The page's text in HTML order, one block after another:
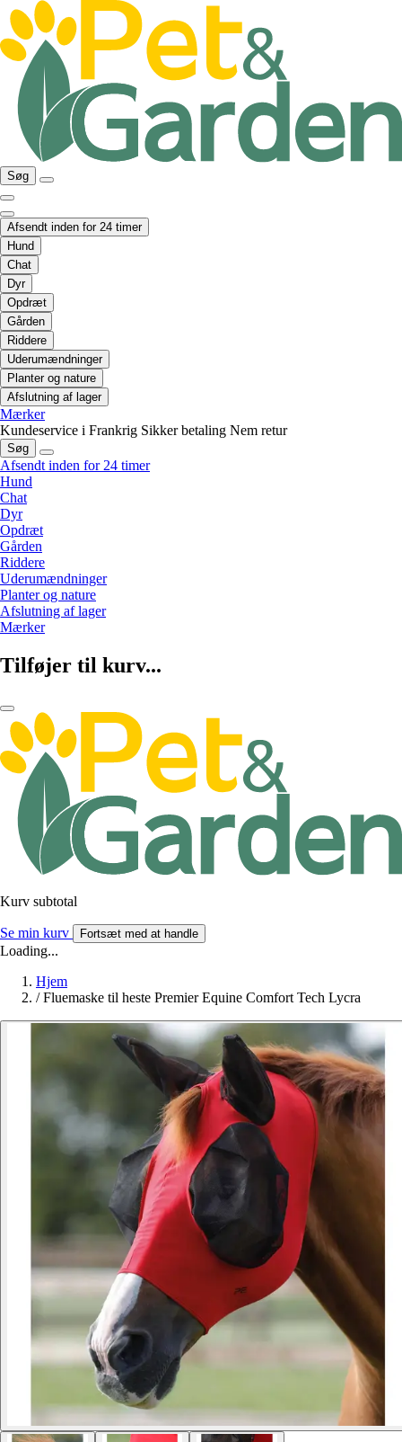
Søg
Afsendt inden for 24 timer
Hund
Chat
Dyr
Opdræt
Gården
Riddere
Uderumændninger
Planter og nature
Afslutning af lager
Mærker
Kundeservice i Frankrig Sikker betaling Nem retur
Søg
Afsendt inden for 24 timer
Hund
Chat
Dyr
Opdræt
Gården
Riddere
Uderumændninger
Planter og nature
Afslutning af lager
Mærker
Tilføjer til kurv...
Kurv subtotal
Se min kurv Fortsæt med at handle
Loading...
Hjem
/ Fluemaske til heste Premier Equine Comfort Tech Lycra